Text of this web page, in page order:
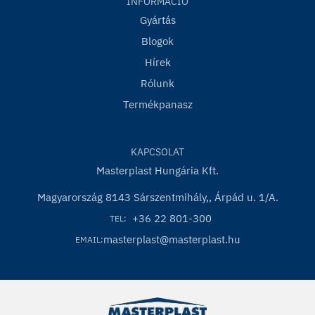
Gyártás
Blogok
Hírek
Rólunk
Termékpanasz
KAPCSOLAT
Masterplast Hungária Kft.
Magyarország 8143 Sárszentmihály,, Árpád u. 1/A.
TEL: +36 22 801-300
EMAIL:masterplast@masterplast.hu